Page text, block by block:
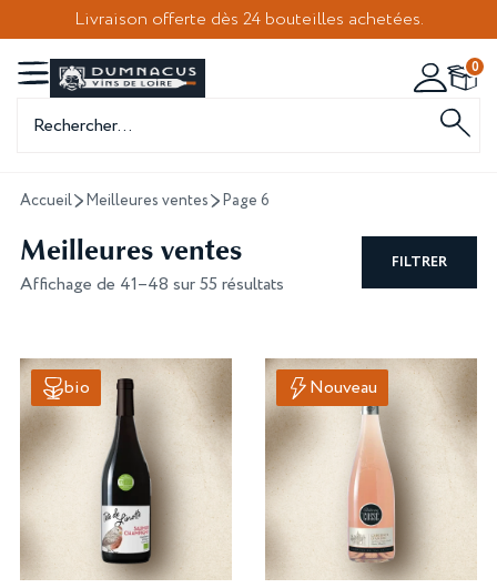
Livraison offerte dès 24 bouteilles achetées.
Recherche
de
produits
0
Accueil Meilleures ventes Page 6
Meilleures ventes
Affichage de 41–48 sur 55 résultats
FILTRER
bio Nouveau